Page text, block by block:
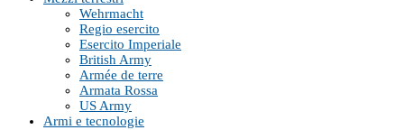
Wehrmacht
Regio esercito
Esercito Imperiale
British Army
Armée de terre
Armata Rossa
US Army
Armi e tecnologie